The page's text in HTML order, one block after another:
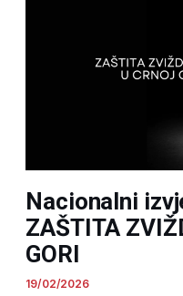
Nacionalni
ZAŠTITA
GORI
19/02/2026